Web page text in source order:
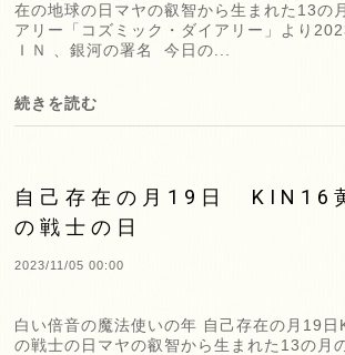
在の地球の日マヤの叡智から生まれた13の
アリー「コズミック・ダイアリー」より
ＩＮ 、銀河の署名 今日の...
続きを読む
自己存在の月19日 KIN16
の戦士の日
2023/11/05 00:00
白い倍音の魔法使いの年 自己存在の月19
の戦士の日マヤの叡智から生まれた13の月